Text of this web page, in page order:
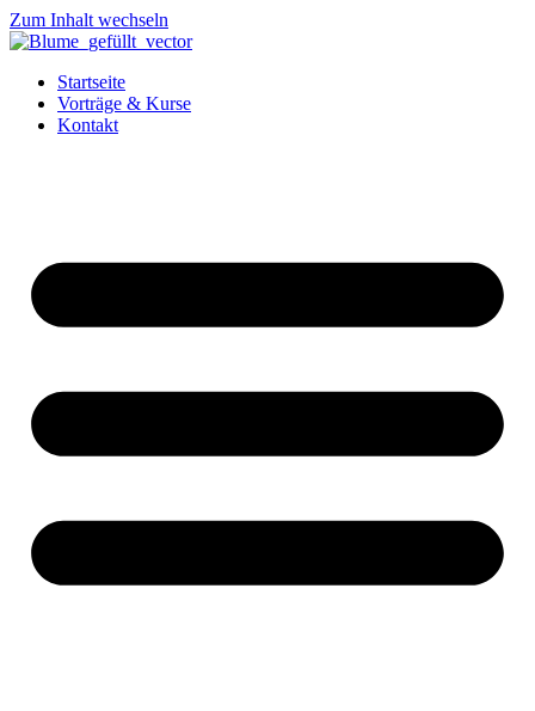
Zum Inhalt wechseln
Startseite
Vorträge & Kurse
Kontakt